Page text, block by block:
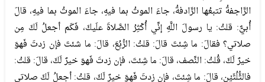
الرَّاجفةُ تتبعُها الرَّادفةُ، جاءَ الموتُ بما فيهِ، جاءَ الموتُ بما فيهِ، قالَ
أُبيٌّ: قلتُ: يا رسولَ اللَّهِ إنِّي أُكْثِرُ الصَّلاةَ علَيكَ، فَكَم أجعلُ لَكَ مِن
صلاتي؟ فقالَ: ما شِئتَ قالَ: قلتُ: الرُّبُعَ، قالَ: ما شئتَ فإن زدتَ فَهوَ
خيرٌ لَكَ، قُلتُ: النِّصف، قالَ: ما شِئتَ، فإن زدتَ فَهوَ خيرٌ لَكَ، قالَ: قلتُ:
فالثُّلُثَيْنِ، قالَ: ما شِئتَ، فإن زدتَ فَهوَ خيرٌ لَكَ، قلتُ: أجعلُ لَكَ صلاتي